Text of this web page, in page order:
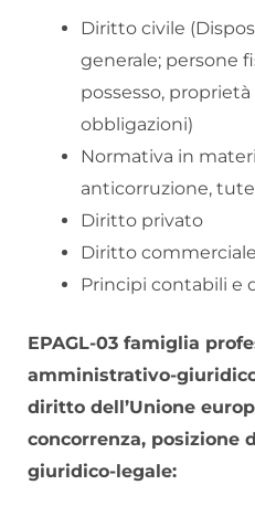
Diritto civile
generale; persone
possesso,
obbligazioni)
Normativa in
anticorruzione,
Diritto privato
Diritto
Principi contabili e
EPAGL-03 famiglia
amministrativo-
diritto dell’Unione
concorrenza, posizione
giuridico-legale: